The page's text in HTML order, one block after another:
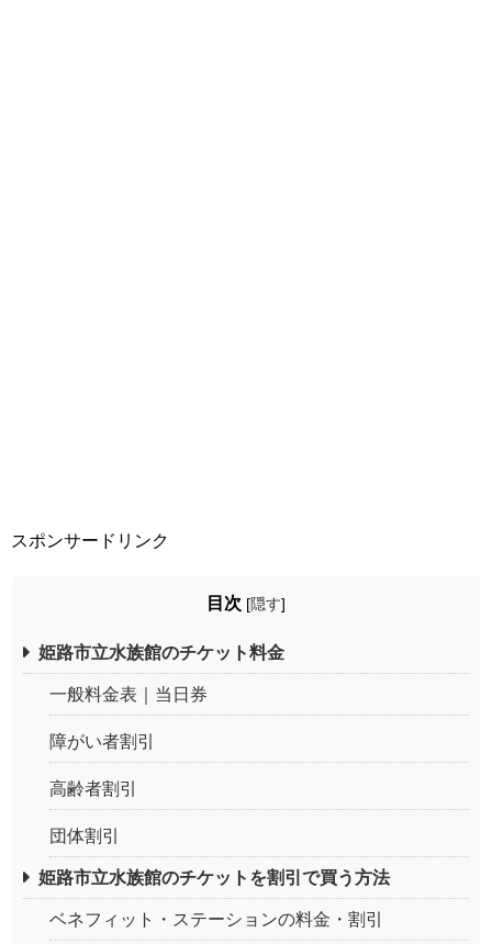
スポンサードリンク
目次 [隠す]
姫路市立水族館のチケット料金
一般料金表｜当日券
障がい者割引
高齢者割引
団体割引
姫路市立水族館のチケットを割引で買う方法
ベネフィット・ステーションの料金・割引